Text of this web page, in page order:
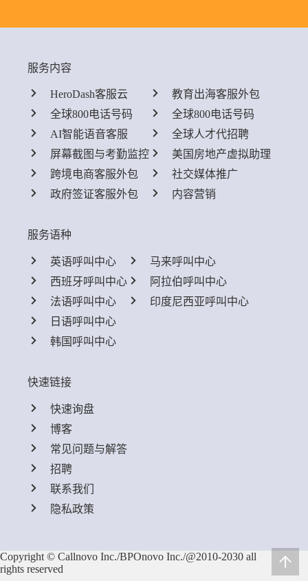
服务内容
HeroDash客服云
全球800电话号码
AI智能语音客服
屏幕截图与考勤监控
跨境电商客服外包
政府签证客服外包
教育出海客服外包
全球800电话号码
全球人才代招聘
美国房地产虚拟助理
社交媒体推广
内容营销
服务语种
英语呼叫中心
西班牙呼叫中心
法语呼叫中心
日语呼叫中心
韩国呼叫中心
马来呼叫中心
阿拉伯呼叫中心
印度尼西亚呼叫中心
快速链接
快速询盘
博客
常见问题与解答
招聘
联系我们
隐私政策
Copyright © Callnovo Inc./BPOnovo Inc./@2010-2030 all
rights reserved